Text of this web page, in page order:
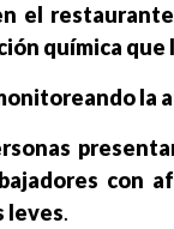
el
química
la
con
leves.